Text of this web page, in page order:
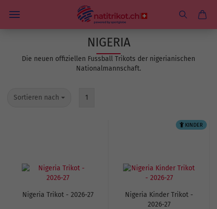
NIGERIA
Die neuen offiziellen Fussball Trikots der nigerianischen
Nationalmannschaft.
Sortieren nach 1
Nigeria Trikot - 2026-27
KINDER
Nigeria Kinder Trikot -
2026-27